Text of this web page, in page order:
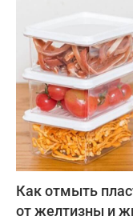
Как отмыть
от желтизны и